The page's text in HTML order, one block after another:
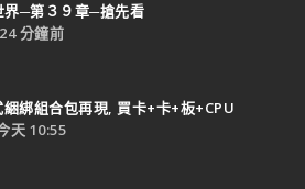
界─第３９章─搶先看
24 分鐘前
綑綁組合包再現, 買卡+卡+板+CPU
天 10:55